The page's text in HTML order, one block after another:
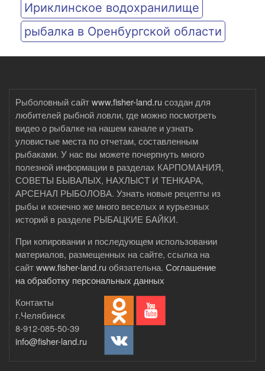
Ириклинское водохранилище
рыбалка в Оренбургской области
Рыболовный сайтwww.fisher-land.ru создан для
любителей рыбной ловли, где можно посмотреть
видео о рыбалке на нашем канале и узнать
уловистые места по отчетам, составленным
рыбаками. У нас вы можете почерпнуть много
полезной информации в разделах КАРПОМАНИЯ,
СОВЕТЫ БЫВАЛЫХ, НАХЛЫСТ И ТЕНКАРА,
АРСЕНАЛ РЫБОЛОВА. Узнать новые рецепты из
рыбы и конечно же много веселых и курьезных
историй в разделе РЫБАЦКИЕ БАЙКИ.
При копировании и последующем использовании
материалов, размещенных на сайте, ссылка на
сайтwww.fisher-land.ru обязательна. Соглашение
на обработку персональных данных
Контакты
г.Челябинск
8-912-085-50-39
info@fisher-land.ru